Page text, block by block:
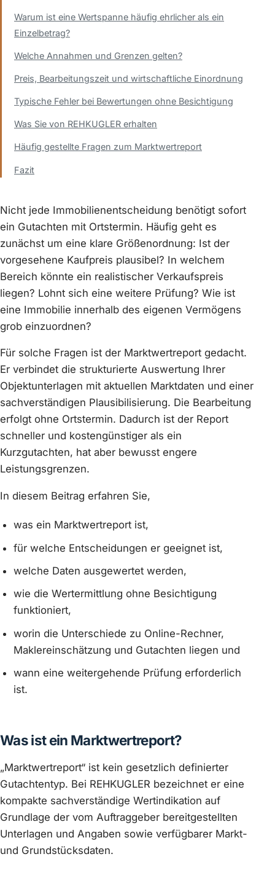
Warum ist eine Wertspanne häufig ehrlicher als ein
Einzelbetrag?
Welche Annahmen und Grenzen gelten?
Preis, Bearbeitungszeit und wirtschaftliche Einordnung
Typische Fehler bei Bewertungen ohne Besichtigung
Was Sie von REHKUGLER erhalten
Häufig gestellte Fragen zum Marktwertreport
Fazit
Nicht jede Immobilienentscheidung benötigt sofort
ein Gutachten mit Ortstermin. Häufig geht es
zunächst um eine klare Größenordnung: Ist der
vorgesehene Kaufpreis plausibel? In welchem
Bereich könnte ein realistischer Verkaufspreis
liegen? Lohnt sich eine weitere Prüfung? Wie ist
eine Immobilie innerhalb des eigenen Vermögens
grob einzuordnen?
Für solche Fragen ist der Marktwertreport gedacht.
Er verbindet die strukturierte Auswertung Ihrer
Objektunterlagen mit aktuellen Marktdaten und einer
sachverständigen Plausibilisierung. Die Bearbeitung
erfolgt ohne Ortstermin. Dadurch ist der Report
schneller und kostengünstiger als ein
Kurzgutachten, hat aber bewusst engere
Leistungsgrenzen.
In diesem Beitrag erfahren Sie,
was ein Marktwertreport ist,
für welche Entscheidungen er geeignet ist,
welche Daten ausgewertet werden,
wie die Wertermittlung ohne Besichtigung
funktioniert,
worin die Unterschiede zu Online-Rechner,
Maklereinschätzung und Gutachten liegen und
wann eine weitergehende Prüfung erforderlich
ist.
Was ist ein Marktwertreport?
„Marktwertreport“ ist kein gesetzlich definierter
Gutachtentyp. Bei REHKUGLER bezeichnet er eine
kompakte sachverständige Wertindikation auf
Grundlage der vom Auftraggeber bereitgestellten
Unterlagen und Angaben sowie verfügbarer Markt-
und Grundstücksdaten.